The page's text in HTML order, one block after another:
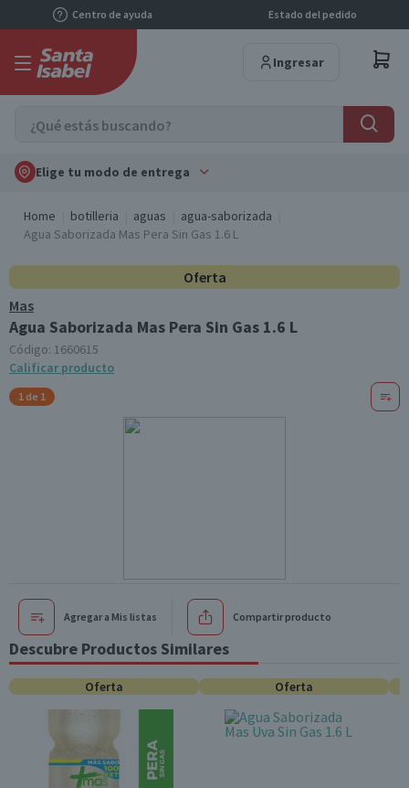
Centro de ayuda Estado del pedido
Ingresar
Elige tu modo de entrega
Home botilleria aguas
agua-saborizada
Agua Saborizada Mas Pera Sin Gas 1.6 L
Oferta
Mas
Agua Saborizada Mas Pera Sin Gas 1.6 L
Código: 1660615
Calificar producto
1 de 1
Agregar a Mis listas Compartir producto
Descubre Productos Similares
Oferta Oferta